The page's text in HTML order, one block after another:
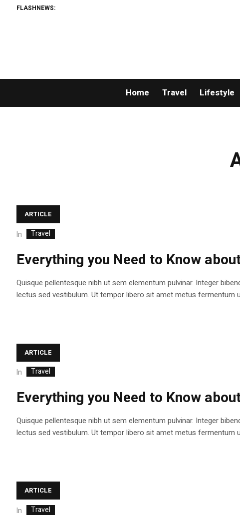
FLASHNEWS:
Home Travel Lifestyle
ARTICLE
In Travel
Everything you Need to Know
Quisque pellentesque nibh ut sem elementum pulvinar. Integer
lectus sed vestibulum. Ut tempor libero sit amet metus fermentum
ARTICLE
In Travel
Everything you Need to Know
Quisque pellentesque nibh ut sem elementum pulvinar. Integer
lectus sed vestibulum. Ut tempor libero sit amet metus fermentum
ARTICLE
In Travel